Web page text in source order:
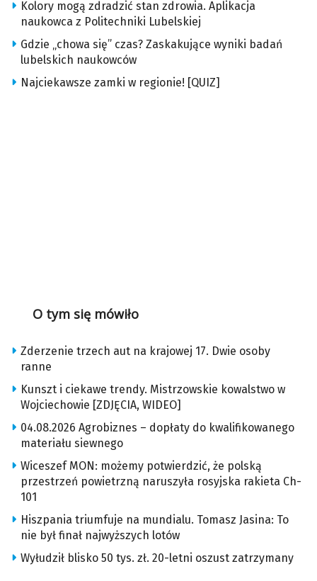
Kolory mogą zdradzić stan zdrowia. Aplikacja
naukowca z Politechniki Lubelskiej
Gdzie „chowa się” czas? Zaskakujące wyniki badań
lubelskich naukowców
Najciekawsze zamki w regionie! [QUIZ]
O tym się mówiło
Zderzenie trzech aut na krajowej 17. Dwie osoby
ranne
Kunszt i ciekawe trendy. Mistrzowskie kowalstwo w
Wojciechowie [ZDJĘCIA, WIDEO]
04.08.2026 Agrobiznes – dopłaty do kwalifikowanego
materiału siewnego
Wiceszef MON: możemy potwierdzić, że polską
przestrzeń powietrzną naruszyła rosyjska rakieta Ch-
101
Hiszpania triumfuje na mundialu. Tomasz Jasina: To
nie był finał najwyższych lotów
Wyłudził blisko 50 tys. zł. 20-letni oszust zatrzymany